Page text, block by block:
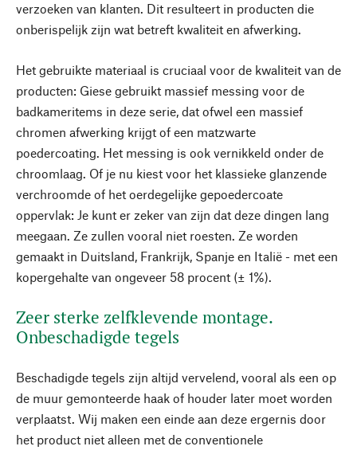
verzoeken van klanten. Dit resulteert in producten die
onberispelijk zijn wat betreft kwaliteit en afwerking.
Het gebruikte materiaal is cruciaal voor de kwaliteit van de
producten: Giese gebruikt massief messing voor de
badkameritems in deze serie, dat ofwel een massief
chromen afwerking krijgt of een matzwarte
poedercoating. Het messing is ook vernikkeld onder de
chroomlaag. Of je nu kiest voor het klassieke glanzende
verchroomde of het oerdegelijke gepoedercoate
oppervlak: Je kunt er zeker van zijn dat deze dingen lang
meegaan. Ze zullen vooral niet roesten. Ze worden
gemaakt in Duitsland, Frankrijk, Spanje en Italië - met een
kopergehalte van ongeveer 58 procent (± 1%).
Zeer sterke zelfklevende montage.
Onbeschadigde tegels
Beschadigde tegels zijn altijd vervelend, vooral als een op
de muur gemonteerde haak of houder later moet worden
verplaatst. Wij maken een einde aan deze ergernis door
het product niet alleen met de conventionele